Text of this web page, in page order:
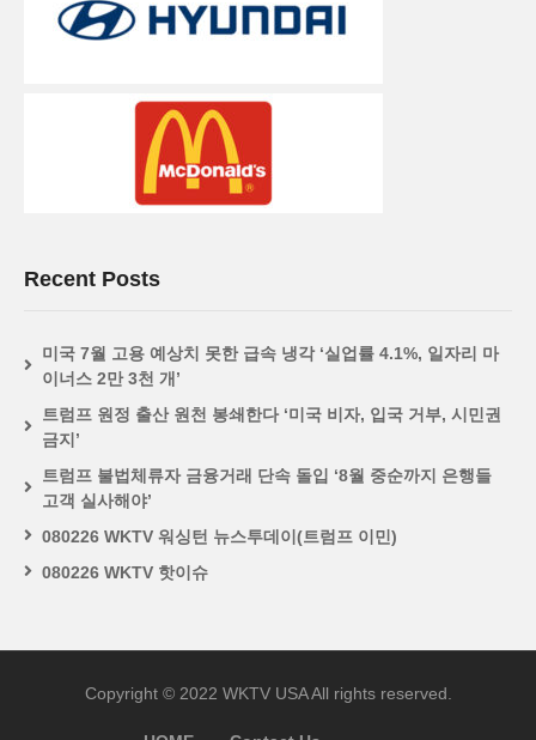
Recent Posts
미국 7월 고용 예상치 못한 급속 냉각 ‘실업률 4.1%, 일자리 마
이너스 2만 3천 개’
트럼프 원정 출산 원천 봉쇄한다 ‘미국 비자, 입국 거부, 시민권
금지’
트럼프 불법체류자 금융거래 단속 돌입 ‘8월 중순까지 은행들
고객 실사해야’
080226 WKTV 워싱턴 뉴스투데이(트럼프 이민)
080226 WKTV 핫이슈
Copyright © 2022 WKTV USA All rights reserved.